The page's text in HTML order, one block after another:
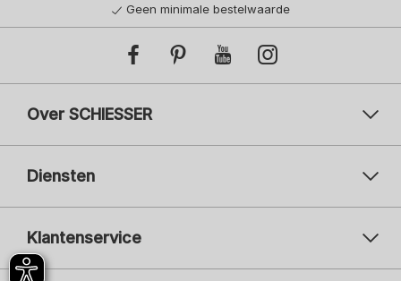
Geen minimale bestelwaarde
Over SCHIESSER
Diensten
Klantenservice